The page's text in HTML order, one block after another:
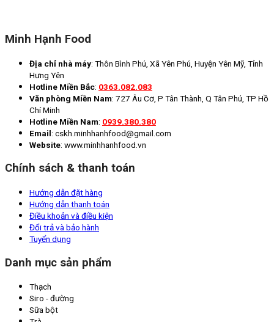
Minh Hạnh Food
Địa chỉ nhà máy: Thôn Bình Phú, Xã Yên Phú, Huyện Yên Mỹ, Tỉnh
Hưng Yên
Hotline Miền Bắc: 0363.082.083
Văn phòng Miền Nam: 727 Âu Cơ, P Tân Thành, Q Tân Phú, TP Hồ
Chí Minh
Hotline Miền Nam: 0939.380.380
Email: cskh.minhhanhfood@gmail.com
Website: www.minhhanhfood.vn
Chính sách & thanh toán
Hướng dẫn đặt hàng
Hướng dẫn thanh toán
Điều khoản và điều kiện
Đổi trả và bảo hành
Tuyển dụng
Danh mục sản phẩm
Thạch
Siro - đường
Sữa bột